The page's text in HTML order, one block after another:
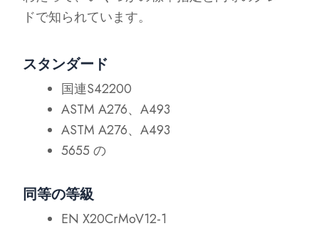
ドで知られています。
スタンダード
国連S42200
ASTM A276、A493
ASTM A276、A493
5655 の
同等の等級
EN X20CrMoV12-1